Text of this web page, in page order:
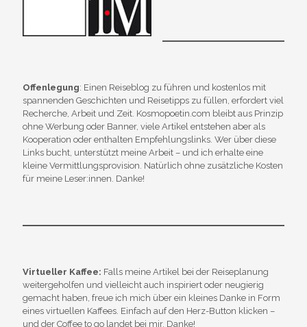
Offenlegung: Einen Reiseblog zu führen und kostenlos mit
spannenden Geschichten und Reisetipps zu füllen, erfordert viel
Recherche, Arbeit und Zeit. Kosmopoetin.com bleibt aus Prinzip
ohne Werbung oder Banner, viele Artikel entstehen aber als
Kooperation oder enthalten Empfehlungslinks. Wer über diese
Links bucht, unterstützt meine Arbeit – und ich erhalte eine
kleine Vermittlungsprovision. Natürlich ohne zusätzliche Kosten
für meine Leser:innen. Danke!
Virtueller Kaffee: Falls meine Artikel bei der Reiseplanung
weitergeholfen und vielleicht auch inspiriert oder neugierig
gemacht haben, freue ich mich über ein kleines Danke in Form
eines virtuellen Kaffees. Einfach auf den Herz-Button klicken –
und der Coffee to go landet bei mir. Danke!